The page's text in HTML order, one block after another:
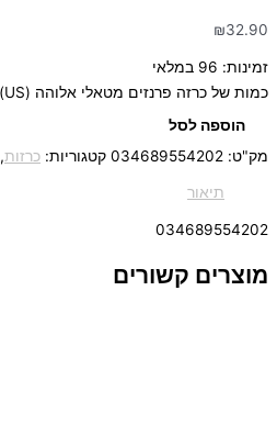
₪32.90
זמינות: 96 במלאי
כמות של כרזה פרנזים מטאלי אלוהה (US)
הוספה לסל
מק"ט: 034689554202 קטגוריות: כרזות,
תיאור
034689554202
מוצרים קשורים